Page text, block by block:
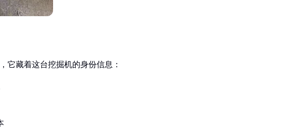
它藏着这台挖掘机的身份信息：